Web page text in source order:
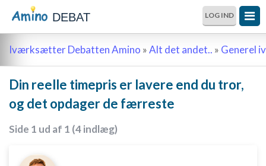
DEBAT LOG IND
Iværksætter Debatten Amino »Alt det andet.. » Generel
Din reelle timepris er lavere end du tror,
og det opdager de færreste
Side 1 ud af 1 (4 indlæg)